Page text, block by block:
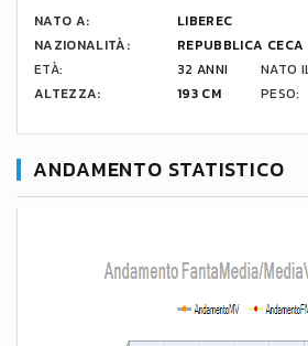
NATO A:
LIBEREC
NAZIONALITÀ:
REPUBBLICA CECA
ETÀ:
32 ANNI NATO
ALTEZZA:
193 CM PESO:
ANDAMENTO STATISTICO